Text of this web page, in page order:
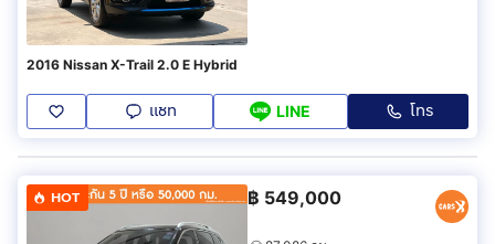
2016 Nissan X-Trail 2.0 E Hybrid
แชท LINE โทร
HOT ฿ 549,000